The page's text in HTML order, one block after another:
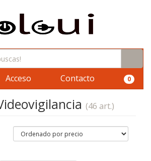
Acceso Contacto 0
(46 art.)